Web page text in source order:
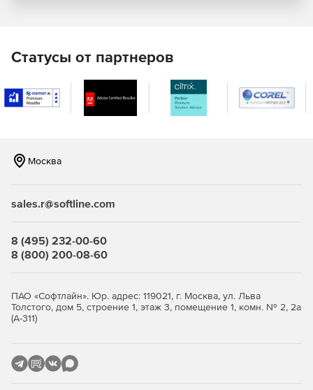
Дискреционная и ролевая модели разграничения
(виртуальные машины, хосты, кластеры, ЦОДы и др.).
Централизованный аудит.
низкоуровневыми интерфейсами управления
Поддержка современных версий Linux и Windows в
качестве гостевых операционных систем.
управлением Linux или Windows с минимальными
требованиями.
протоколу VNC или SPICE.
Статусы от партнеров
Москва
sales.r@softline.com
8 (495) 232-00-60
8 (800) 200-08-60
ПАО «Софтлайн». Юр. адрес: 119021, г. Москва, ул. Льва
Толстого, дом 5, строение 1, этаж 3, помещение 1, комн. № 2, 2а
(А-311)